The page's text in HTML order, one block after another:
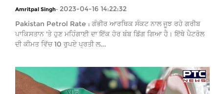
Amritpal Singh- 2023-04-16 14:22:32
Pakistan Petrol Rate : ਗੰਭੀਰ ਆਰਥਿਕ ਸੰਕਟ ਨਾਲ ਜੂਝ ਰਹੇ ਗਰੀਬ
ਪਾਕਿਸਤਾਨ 'ਤੇ ਹੁਣ ਮਹਿੰਗਾਈ ਦਾ ਇੱਕ ਹੋਰ ਬੰਬ ਡਿੱਗ ਗਿਆ ਹੈ। ਇੱਥੇ ਪੈਟਰੋਲ
ਦੀ ਕੀਮਤ ਵਿੱਚ 10 ਰੁਪਏ ਪ੍ਰਤੀ ਲ...